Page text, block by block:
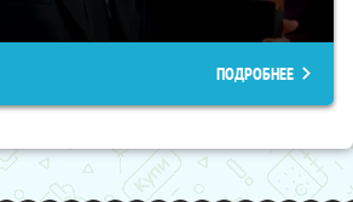
ПОДРОБНЕЕ